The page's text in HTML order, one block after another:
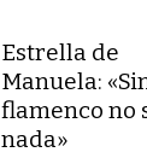
Estrella de
Manuela:
flamenco no
nada»